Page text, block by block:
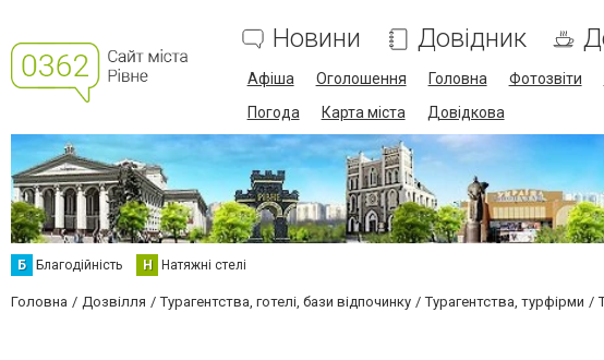
Новини Довідник
Афіша Оголошення Головна Фотозвіти
Погода
Карта міста Довідкова
Б Благодійність Н Натяжні стелі
Головна Дозвілля Турагентства, готелі, бази відпочинку Турагентства, турфірми